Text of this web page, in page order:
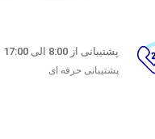
پشتیبانی از 8:00 الی 17:00
پشتیبانی حرفه ای